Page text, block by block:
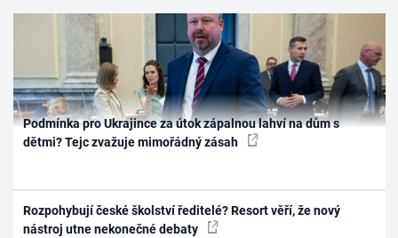
Podmínka pro Ukrajince za útok zápalnou lahví na dům s
dětmi? Tejc zvažuje mimořádný zásah
Rozpohybují české školství ředitelé? Resort věří, že nový
nástroj utne nekonečné debaty